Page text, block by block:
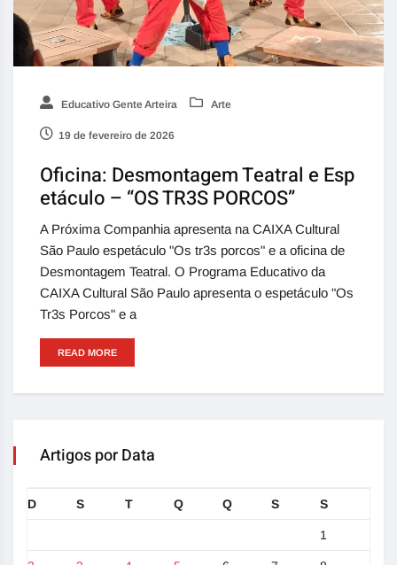
Educativo Gente Arteira Arte
19 de fevereiro de 2026
Oficina: Desmontagem Teatral e Esp
etáculo – “OS TR3S PORCOS”
A Próxima Companhia apresenta na CAIXA Cultural
São Paulo espetáculo "Os tr3s porcos" e a oficina de
Desmontagem Teatral. O Programa Educativo da
CAIXA Cultural São Paulo apresenta o espetáculo "Os
Tr3s Porcos" e a
READ MORE
Artigos por Data
D S T Q Q S S
1